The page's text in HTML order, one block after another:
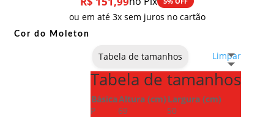
ou em até 3x sem juros no cartão
Cor do Moleton
Limpar
Tabela de tamanhos
Tabela de tamanhos
BásicaAltura (cm) Largura (cm)
P
69
50